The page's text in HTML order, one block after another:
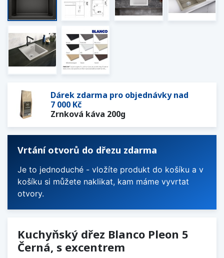
Dárek zdarma pro objednávky nad
7 000 Kč
Zrnková káva 200g
Vrtání otvorů do dřezu zdarma
Je to jednoduché - vložíte produkt do košíku a v
košíku si můžete naklikat, kam máme vyvrtat
otvory.
Kuchyňský dřez Blanco Pleon 5
Černá, s excentrem